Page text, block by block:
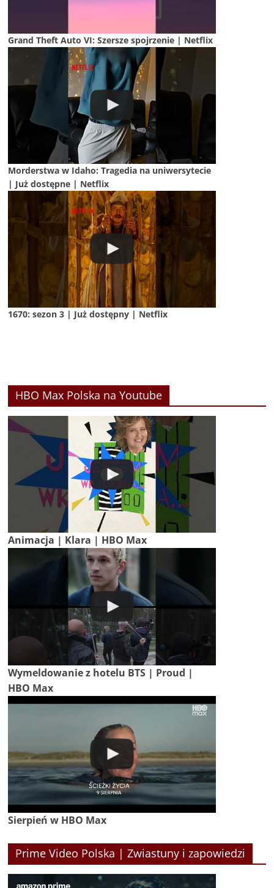
Grand Theft Auto VI: Szersze spojrzenie | Netflix
Morderstwa w Idaho: Tragedia na uniwersytecie
| Już dostępne | Netflix
1670: sezon 3 | Już dostępny | Netflix
HBO Max Polska na Youtube
Animacja | Klara | HBO Max
Wymeldowanie z hotelu BTS | Proud |
HBO Max
Sierpień w HBO Max
Prime Video Polska | Zwiastuny i zapowiedzi